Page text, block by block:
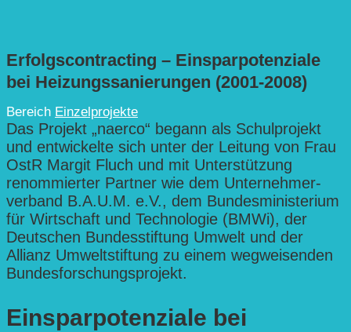
Erfolgscontracting – Einsparpotenziale
bei Heizungssanierungen (2001-2008)
Bereich Einzelprojekte
Das Projekt „naerco“ begann als Schulprojekt
und entwickelte sich unter der Leitung von Frau
OstR Margit Fluch und mit Unterstützung
renommierter Partner wie dem Unternehmer­
verband B.A.U.M. e.V., dem Bundes­ministerium
für Wirtschaft und Technologie (BMWi), der
Deutschen Bundesstiftung Umwelt und der
Allianz Umweltstiftung zu einem wegweisenden
Bundes­forschungsprojekt.
Einsparpotenziale bei